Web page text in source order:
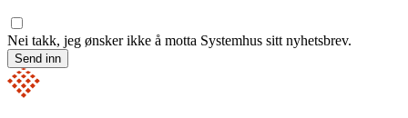
Nei takk, jeg ønsker ikke å motta Systemhus sitt nyhetsbrev.
Send inn